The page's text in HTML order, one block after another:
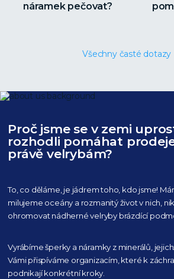
náramek pečovat?
Všechny časté dotazy
Proč jsme se v zemi
rozhodli pomáhat
právě velrybám?
To, co děláme, je jádrem toho, kdo jsme!
milujeme oceány a rozmanitý život v nich,
ohromovat nádherné velryby brázdící
Vyrábíme šperky a náramky z minerálů,
Vámi přispíváme organizacím, které k
podnikají konkrétní kroky.